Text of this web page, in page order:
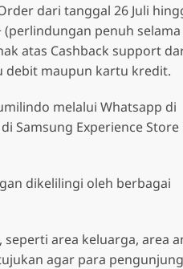
dari tanggal 26 Juli
penuh selama
atas Cashback support
debit maupun kartu kredit.
melalui Whatsapp di
Samsung Experience Store
dikelilingi oleh berbagai
area keluarga, area
agar para pengunjung